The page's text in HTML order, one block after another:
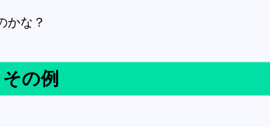
かな？
その例